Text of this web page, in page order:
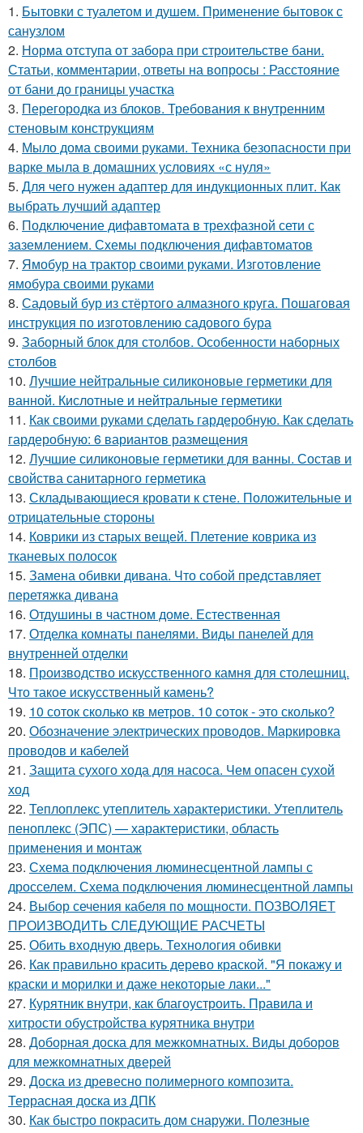
1. Бытовки с туалетом и душем. Применение бытовок с
санузлом
2. Норма отступа от забора при строительстве бани.
Статьи, комментарии, ответы на вопросы : Расстояние
от бани до границы участка
3. Перегородка из блоков. Требования к внутренним
стеновым конструкциям
4. Мыло дома своими руками. Техника безопасности при
варке мыла в домашних условиях «с нуля»
5. Для чего нужен адаптер для индукционных плит. Как
выбрать лучший адаптер
6. Подключение дифавтомата в трехфазной сети с
заземлением. Схемы подключения дифавтоматов
7. Ямобур на трактор своими руками. Изготовление
ямобура своими руками
8. Садовый бур из стёртого алмазного круга. Пошаговая
инструкция по изготовлению садового бура
9. Заборный блок для столбов. Особенности наборных
столбов
10. Лучшие нейтральные силиконовые герметики для
ванной. Кислотные и нейтральные герметики
11. Как своими руками сделать гардеробную. Как сделать
гардеробную: 6 вариантов размещения
12. Лучшие силиконовые герметики для ванны. Состав и
свойства санитарного герметика
13. Складывающиеся кровати к стене. Положительные и
отрицательные стороны
14. Коврики из старых вещей. Плетение коврика из
тканевых полосок
15. Замена обивки дивана. Что собой представляет
перетяжка дивана
16. Отдушины в частном доме. Естественная
17. Отделка комнаты панелями. Виды панелей для
внутренней отделки
18. Производство искусственного камня для столешниц.
Что такое искусственный камень?
19. 10 соток сколько кв метров. 10 соток - это сколько?
20. Обозначение электрических проводов. Маркировка
проводов и кабелей
21. Защита сухого хода для насоса. Чем опасен сухой
ход
22. Теплоплекс утеплитель характеристики. Утеплитель
пеноплекс (ЭПС) — характеристики, область
применения и монтаж
23. Схема подключения люминесцентной лампы с
дросселем. Схема подключения люминесцентной лампы
24. Выбор сечения кабеля по мощности. ПОЗВОЛЯЕТ
ПРОИЗВОДИТЬ СЛЕДУЮЩИЕ РАСЧЕТЫ
25. Обить входную дверь. Технология обивки
26. Как правильно красить дерево краской. "Я покажу и
краски и морилки и даже некоторые лаки..."
27. Курятник внутри, как благоустроить. Правила и
хитрости обустройства курятника внутри
28. Доборная доска для межкомнатных. Виды доборов
для межкомнатных дверей
29. Доска из древесно полимерного композита.
Террасная доска из ДПК
30. Как быстро покрасить дом снаружи. Полезные